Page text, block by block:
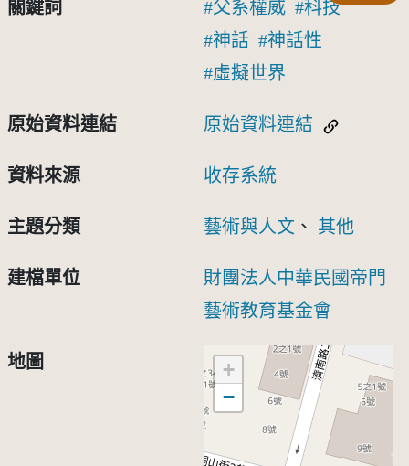
關鍵詞 父系權威
科技
神話
神話性
虛擬世界
原始資料連結 原始資料連結
資料來源 收存系統
主題分類 藝術與人文 、 其他
建檔單位
財團法人中華民國帝門
藝術教育基金會
地圖
+
−